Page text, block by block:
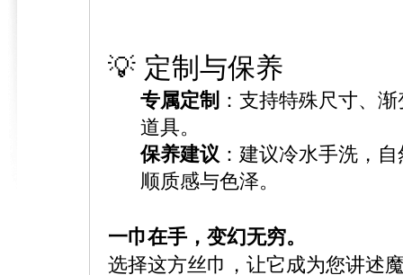
💡 定制与保养
专属定制 ：支持特殊尺寸、
道具。
保养建议 ：建议冷水手洗，
顺质感与色泽。
一巾在手，变幻无穷。
选择这方丝巾，让它成为您讲述